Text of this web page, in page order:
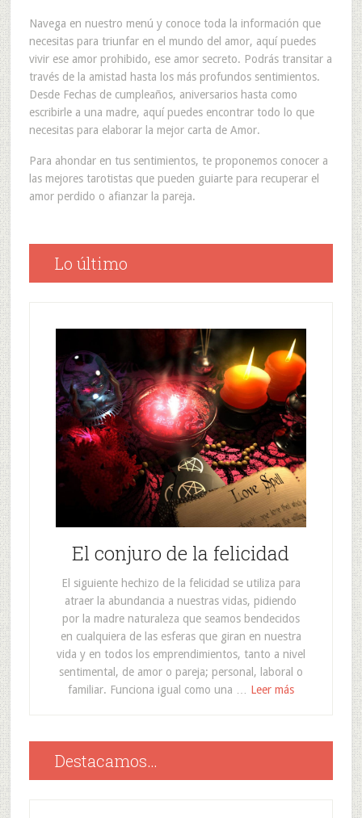
Navega en nuestro menú y conoce toda la información que
necesitas para triunfar en el mundo del amor, aquí puedes
vivir ese amor prohibido, ese amor secreto. Podrás transitar a
través de la amistad hasta los más profundos sentimientos.
Desde Fechas de cumpleaños, aniversarios hasta como
escribirle a una madre, aquí puedes encontrar todo lo que
necesitas para elaborar la mejor carta de Amor.
Para ahondar en tus sentimientos, te proponemos conocer a
las mejores tarotistas que pueden guiarte para recuperar el
amor perdido o afianzar la pareja.
Lo último
El conjuro de la felicidad
El siguiente hechizo de la felicidad se utiliza para
atraer la abundancia a nuestras vidas, pidiendo
por la madre naturaleza que seamos bendecidos
en cualquiera de las esferas que giran en nuestra
vida y en todos los emprendimientos, tanto a nivel
sentimental, de amor o pareja; personal, laboral o
familiar. Funciona igual como una … Leer más
Destacamos…